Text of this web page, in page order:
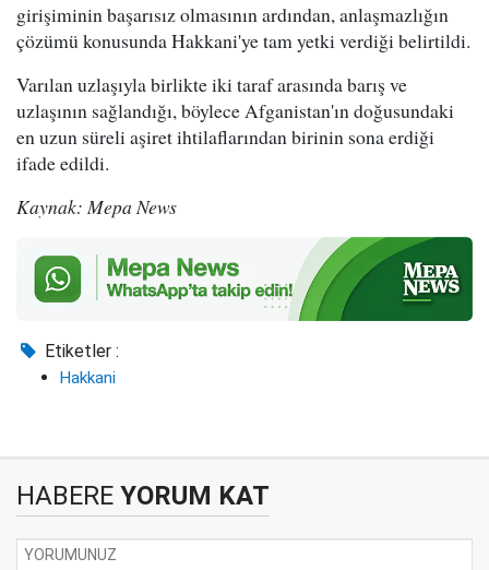
girişiminin başarısız olmasının ardından, anlaşmazlığın
çözümü konusunda Hakkani'ye tam yetki verdiği belirtildi.
Varılan uzlaşıyla birlikte iki taraf arasında barış ve
uzlaşının sağlandığı, böylece Afganistan'ın doğusundaki
en uzun süreli aşiret ihtilaflarından birinin sona erdiği
ifade edildi.
Kaynak: Mepa News
Etiketler :
Hakkani
HABERE YORUM KAT